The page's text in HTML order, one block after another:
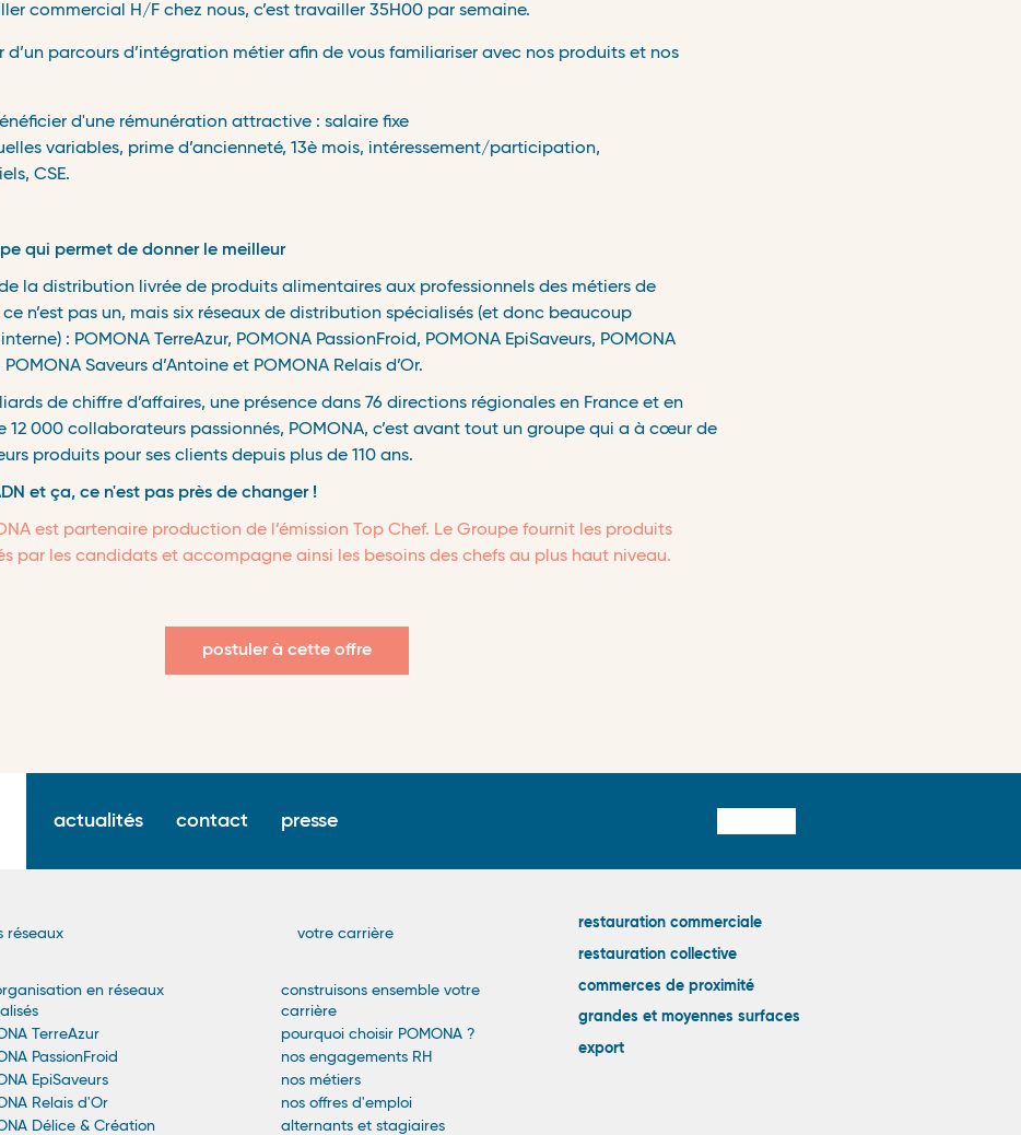
commercial H/F chez nous, c’est travailler 35H00 par semaine.
d’un parcours d’intégration métier afin de vous familiariser avec nos produits et nos
d'une rémunération attractive : salaire fixe
variables, prime d’ancienneté, 13è mois, intéressement/participation,
CSE.
qui permet de donner le meilleur
la distribution livrée de produits alimentaires aux professionnels des métiers de
ce n’est pas un, mais six réseaux de distribution spécialisés (et donc beaucoup
: POMONA TerreAzur, POMONA PassionFroid, POMONA EpiSaveurs, POMONA
Saveurs d’Antoine et POMONA Relais d’Or.
de chiffre d’affaires, une présence dans 76 directions régionales en France et en
12 000 collaborateurs passionnés, POMONA, c’est avant tout un groupe qui a à cœur de
produits pour ses clients depuis plus de 110 ans.
et ça, ce n'est pas près de changer !
est partenaire production de l’émission Top Chef. Le Groupe fournit les produits
par les candidats et accompagne ainsi les besoins des chefs au plus haut niveau.
postuler à cette offre
menu
actualités contact presse
réseaux
en réseaux
TerreAzur
PassionFroid
EpiSaveurs
Relais d'Or
Délice & Création
votre carrière
construisons ensemble votre
carrière
pourquoi choisir POMONA ?
nos engagements RH
nos métiers
nos offres d'emploi
alternants et stagiaires
Liens
externes
restauration commerciale
restauration collective
commerces de proximité
grandes et moyennes surfaces
export